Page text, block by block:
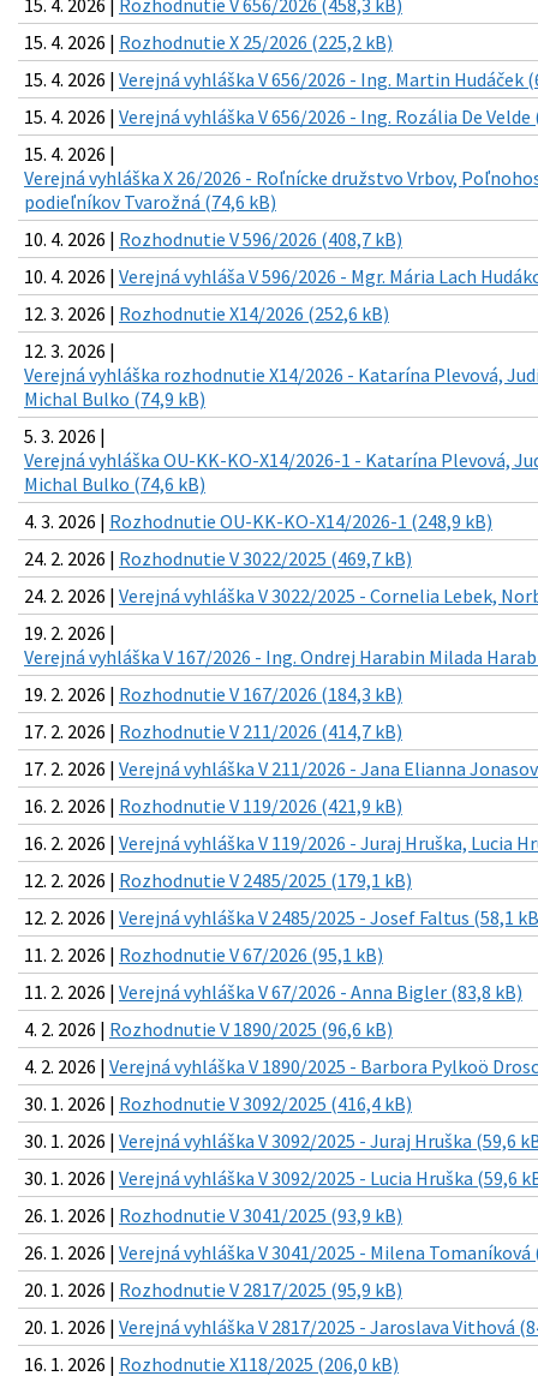
15. 4. 2026 | Rozhodnutie X 25/2026 (225,2 kB)
15. 4. 2026 | Verejná vyhláška V 656/2026 - Ing. Martin Hudáček
15. 4. 2026 | Verejná vyhláška V 656/2026 - Ing. Rozália De Velde
15. 4. 2026 |
Verejná vyhláška X 26/2026 - Roľnícke družstvo Vrbov,
podieľníkov Tvarožná (74,6 kB)
10. 4. 2026 | Rozhodnutie V 596/2026 (408,7 kB)
10. 4. 2026 | Verejná vyhláša V 596/2026 - Mgr. Mária Lach
12. 3. 2026 | Rozhodnutie X14/2026 (252,6 kB)
12. 3. 2026 |
Verejná vyhláška rozhodnutie X14/2026 - Katarína Plevová,
Michal Bulko (74,9 kB)
5. 3. 2026 |
Verejná vyhláška OU-KK-KO-X14/2026-1 - Katarína Plevová,
Michal Bulko (74,6 kB)
4. 3. 2026 | Rozhodnutie OU-KK-KO-X14/2026-1 (248,9 kB)
24. 2. 2026 | Rozhodnutie V 3022/2025 (469,7 kB)
24. 2. 2026 | Verejná vyhláška V 3022/2025 - Cornelia Lebek,
19. 2. 2026 |
Verejná vyhláška V 167/2026 - Ing. Ondrej Harabin Milada
19. 2. 2026 | Rozhodnutie V 167/2026 (184,3 kB)
17. 2. 2026 | Rozhodnutie V 211/2026 (414,7 kB)
17. 2. 2026 | Verejná vyhláška V 211/2026 - Jana Elianna
16. 2. 2026 | Rozhodnutie V 119/2026 (421,9 kB)
16. 2. 2026 | Verejná vyhláška V 119/2026 - Juraj Hruška, Lucia
12. 2. 2026 | Rozhodnutie V 2485/2025 (179,1 kB)
12. 2. 2026 | Verejná vyhláška V 2485/2025 - Josef Faltus (58,1
11. 2. 2026 | Rozhodnutie V 67/2026 (95,1 kB)
11. 2. 2026 | Verejná vyhláška V 67/2026 - Anna Bigler (83,8 kB)
4. 2. 2026 | Rozhodnutie V 1890/2025 (96,6 kB)
4. 2. 2026 | Verejná vyhláška V 1890/2025 - Barbora Pylkoö
30. 1. 2026 | Rozhodnutie V 3092/2025 (416,4 kB)
30. 1. 2026 | Verejná vyhláška V 3092/2025 - Juraj Hruška (59,6
30. 1. 2026 | Verejná vyhláška V 3092/2025 - Lucia Hruška (59,6
26. 1. 2026 | Rozhodnutie V 3041/2025 (93,9 kB)
26. 1. 2026 | Verejná vyhláška V 3041/2025 - Milena Tomaníková
20. 1. 2026 | Rozhodnutie V 2817/2025 (95,9 kB)
20. 1. 2026 | Verejná vyhláška V 2817/2025 - Jaroslava Vithová
16. 1. 2026 | Rozhodnutie X118/2025 (206,0 kB)